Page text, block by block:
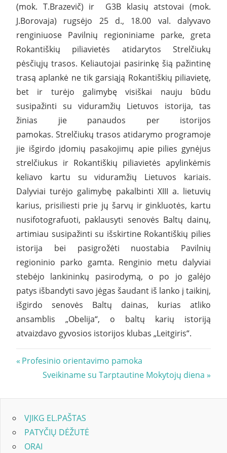
(mok. T.Brazevič) ir G3B klasių atstovai (mok.
J.Borovaja) rugsėjo 25 d., 18.00 val. dalyvavo
renginiuose Pavilnių regioniniame parke, greta
Rokantiškių piliavietės atidarytos Strelčiukų
pėsčiųjų trasos. Keliautojai pasirinkę šią pažintinę
trasą aplankė ne tik garsiąją Rokantiškių piliavietę,
bet ir turėjo galimybę visiškai nauju būdu
susipažinti su viduramžių Lietuvos istorija, tas
žinias jie panaudos per istorijos
pamokas. Strelčiukų trasos atidarymo programoje
jie išgirdo įdomių pasakojimų apie pilies gynėjus
strelčiukus ir Rokantiškių piliavietės apylinkėmis
keliavo kartu su viduramžių Lietuvos kariais.
Dalyviai turėjo galimybę pakalbinti XIII a. lietuvių
karius, prisiliesti prie jų šarvų ir ginkluotės, kartu
nusifotografuoti, paklausyti senovės Baltų dainų,
artimiau susipažinti su išskirtine Rokantiškių pilies
istorija bei pasigrožėti nuostabia Pavilnių
regioninio parko gamta. Renginio metu dalyviai
stebėjo lankininkų pasirodymą, o po jo galėjo
patys išbandyti savo jėgas šaudant iš lanko į taikinį,
išgirdo senovės Baltų dainas, kurias atliko
ansamblis „Obelija“, o baltų karių istoriją
atvaizdavo gyvosios istorijos klubas „Leitgiris“.
Navigacija
tarp
įrašų
Previous
Profesinio orientavimo pamoka
Next
Sveikiname su Tarptautine Mokytojų diena
VJIKG EL.PAŠTAS
PATYČIŲ DĖŽUTĖ
ORAI